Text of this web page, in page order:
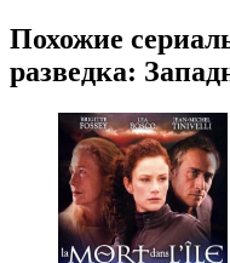
Похожие
разведка: